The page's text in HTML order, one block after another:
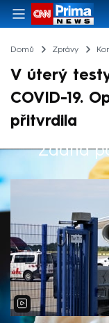
Domů Zprávy
V úterý
COVID-19.
přitvrdila
Žádná
Výběr